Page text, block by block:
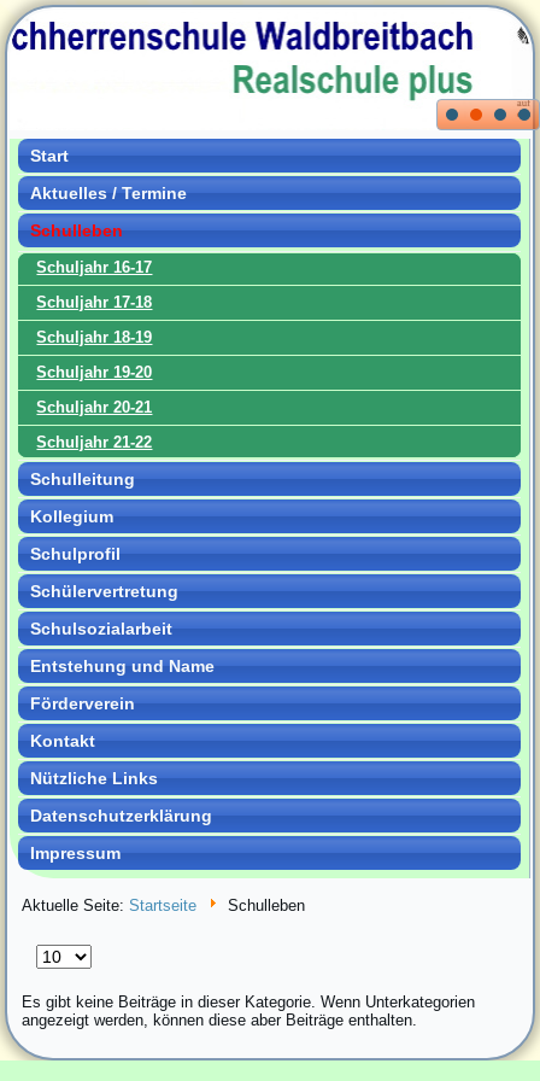
Start
Aktuelles / Termine
Schulleben
Schuljahr 16-17
Schuljahr 17-18
Schuljahr 18-19
Schuljahr 19-20
Schuljahr 20-21
Schuljahr 21-22
Schulleitung
Kollegium
Schulprofil
Schülervertretung
Schulsozialarbeit
Entstehung und Name
Förderverein
Kontakt
Nützliche Links
Datenschutzerklärung
Impressum
Aktuelle Seite:Startseite Schulleben
Anzeige
#
Es gibt keine Beiträge in dieser Kategorie. Wenn Unterkategorien
angezeigt werden, können diese aber Beiträge enthalten.